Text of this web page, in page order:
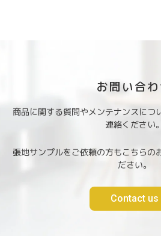
お問い合わ
商品に関する質問やメンテナンスにつ
連絡ください。
張地サンプルをご依頼の方もこちらの
ださい。
Contact us